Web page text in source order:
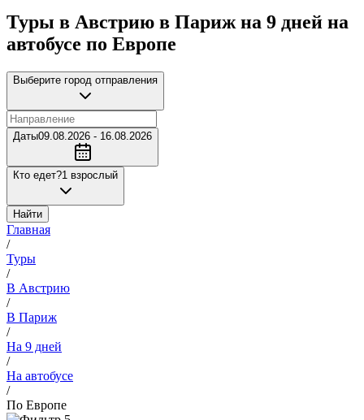
Туры в Австрию в Париж на 9 дней на
автобусе по Европе
Выберите город отправления
Даты09.08.2026 - 16.08.2026
Кто едет?1 взрослый
Найти
Главная
/
Туры
/
В Австрию
/
В Париж
/
На 9 дней
/
На автобусе
/
По Европе